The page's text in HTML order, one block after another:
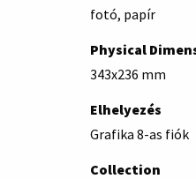
fotó, papír
Physical
343x236 mm
Elhelyezés
Grafika 8-as fiók
Collection